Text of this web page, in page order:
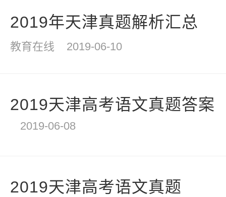
2019年天津真题解析汇总
教育在线 2019-06-10
2019天津高考语文真题答案
2019-06-08
2019天津高考语文真题